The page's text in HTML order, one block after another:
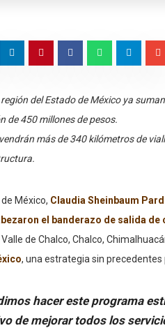
del Estado de México ya
de 450 millones de pesos.
más de 340 kilómetros de
de México, Claudia Sheinbaum
el banderazo de salida
de Chalco, Chalco,
, una estrategia sin precedentes
hacer este programa
de mejorar todos los